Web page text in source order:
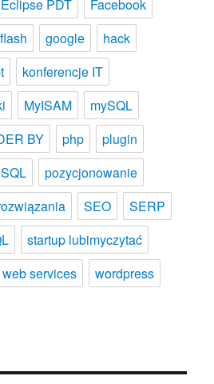
Eclipse PDT
Facebook
flash google
hack
konferencje IT
MyISAM
mySQL
BY php
plugin
pozycjonowanie
SEO
SERP
startup lubimyczytać
web services
wordpress